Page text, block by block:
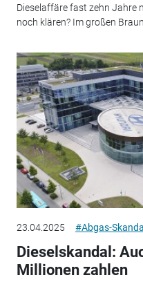
Dieselaffäre fast zehn Jahre
noch klären? Im großen
23.04.2025 #Abgas-
Dieselskandal:
Millionen zahlen